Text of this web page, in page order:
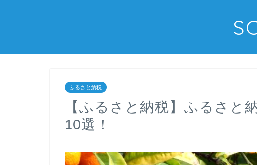
ふるさと納税
【ふるさと納税】ふるさと
10選！